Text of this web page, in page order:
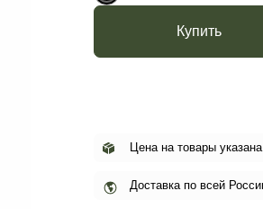
Купить
Цена на товары
Доставка по всей